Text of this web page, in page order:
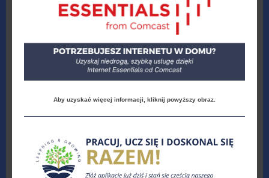
Aby uzyskać więcej informacji, kliknij powyższy obraz.